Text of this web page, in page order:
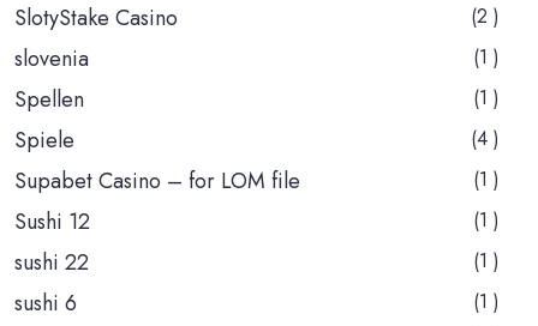
SlotyStake Casino (2 )
slovenia (1 )
Spellen (1 )
Spiele (4 )
Supabet Casino – for LOM file (1 )
Sushi 12 (1 )
sushi 22 (1 )
sushi 6 (1 )